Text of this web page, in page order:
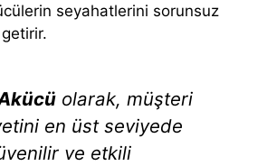
seyahatlerini sorunsuz
olarak, müşteri
en üst seviyede
ve etkili